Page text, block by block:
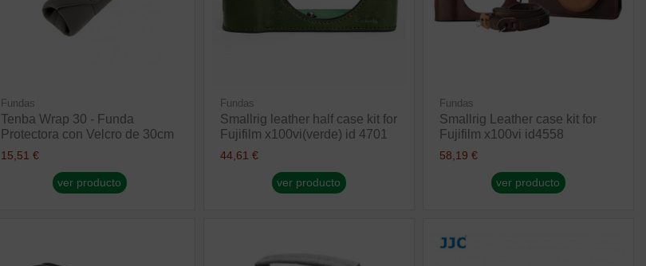
Fundas
Tenba Wrap 30 - Funda
Protectora con Velcro de 30cm
15,51 €
ver producto
Fundas
Smallrig leather half case kit for
Fujifilm x100vi(verde) id 4701
44,61 €
ver producto
Fundas
Smallrig Leather case kit for
Fujifilm x100vi id4558
58,19 €
ver producto